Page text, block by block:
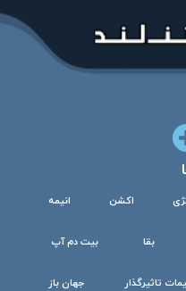
اکشن انیمه
بقا بیت دم آپ
تاثیرگذار جهان باز